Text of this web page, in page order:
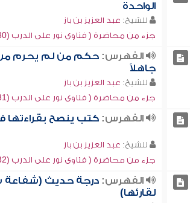
الواحدة
للشيخ: عبد العزيز بن باز
جزء من محاضرة ( فتاوى نور على الدرب (330))
الفهرس: حكم من لم يحرم
جاهلاً
للشيخ: عبد العزيز بن باز
جزء من محاضرة ( فتاوى نور على الدرب (331))
الفهرس: كتب ينصح بقراءتها
للشيخ: عبد العزيز بن باز
جزء من محاضرة ( فتاوى نور على الدرب (332))
الفهرس: درجة حديث (شفاعة
لقارئها)